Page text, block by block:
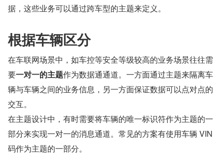
据，这些业务可以通过跨车型的主题来定义。
根据车辆区分
在车联网场景中，如车控等安全等级较高的业务场景往往需
要一对一的主题作为数据通通道。一方面通过主题来隔离车
辆与车辆之间的业务信息，另一方面保证数据可以点对点的
交互。
在主题设计中，有时需要将车辆的唯一标识符作为主题的一
部分来实现一对一的消息通道。常见的方案有使用车辆 VIN
码作为主题的一部分。